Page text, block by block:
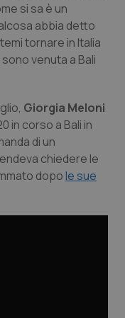
si sa è un
abbia detto
tornare in Italia
venuta a Bali
Giorgia Meloni
in corso a Bali in
di un
chiedere le
dopole sue